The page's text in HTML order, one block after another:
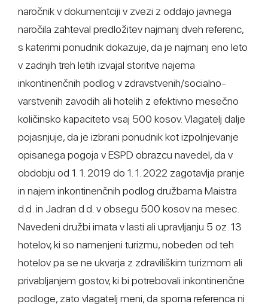
naročnik v dokumentciji v zvezi z oddajo javnega
naročila zahteval predložitev najmanj dveh referenc,
s katerimi ponudnik dokazuje, da je najmanj eno leto
v zadnjih treh letih izvajal storitve najema
inkontinenčnih podlog v zdravstvenih/socialno-
varstvenih zavodih ali hotelih z efektivno mesečno
količinsko kapaciteto vsaj 500 kosov. Vlagatelj dalje
pojasnjuje, da je izbrani ponudnik kot izpolnjevanje
opisanega pogoja v ESPD obrazcu navedel, da v
obdobju od 1. 1. 2019 do 1. 1. 2022 zagotavlja pranje
in najem inkontinenčnih podlog družbama Maistra
d.d. in Jadran d.d. v obsegu 500 kosov na mesec.
Navedeni družbi imata v lasti ali upravljanju 5 oz. 13
hotelov, ki so namenjeni turizmu, nobeden od teh
hotelov pa se ne ukvarja z zdraviliškim turizmom ali
privabljanjem gostov, ki bi potrebovali inkontinenčne
podloge, zato vlagatelj meni, da sporna referenca ni